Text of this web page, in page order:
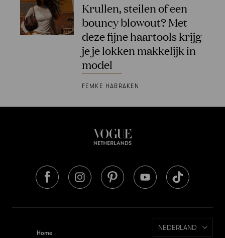
Krullen, steilen of een
bouncy blowout? Met
deze fijne haartools krijg
je je lokken makkelijk in
model
FEMKE HABRAKEN
Home
NEDERLAND